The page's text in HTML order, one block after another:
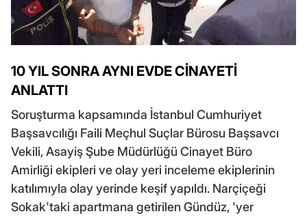
10 YIL SONRA AYNI EVDE CİNAYETİ
ANLATTI
Soruşturma kapsamında İstanbul Cumhuriyet
Başsavcılığı Faili Meçhul Suçlar Bürosu Başsavcı
Vekili, Asayiş Şube Müdürlüğü Cinayet Büro
Amirliği ekipleri ve olay yeri inceleme ekiplerinin
katılımıyla olay yerinde keşif yapıldı. Narçiçeği
Sokak'taki apartmana getirilen Gündüz, 'yer